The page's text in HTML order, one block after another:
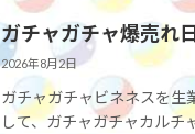
ガチャガチャ爆売れ
2026年8月2日
ガチャガチャビネネスを生
して、ガチャガチャカル